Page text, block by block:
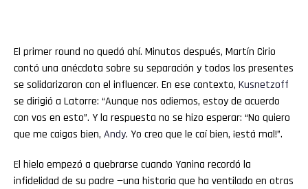
El primer round no quedó ahí. Minutos después, Martín Cirio
contó una anécdota sobre su separación y todos los presentes
se solidarizaron con el influencer. En ese contexto, Kusnetzoff
se dirigió a Latorre: “Aunque nos odiemos, estoy de acuerdo
con vos en esto”. Y la respuesta no se hizo esperar: “No quiero
que me caigas bien, Andy. Yo creo que le caí bien, ¡está mal!”.
El hielo empezó a quebrarse cuando Yanina recordó la
infidelidad de su padre —una historia que ha ventilado en otras